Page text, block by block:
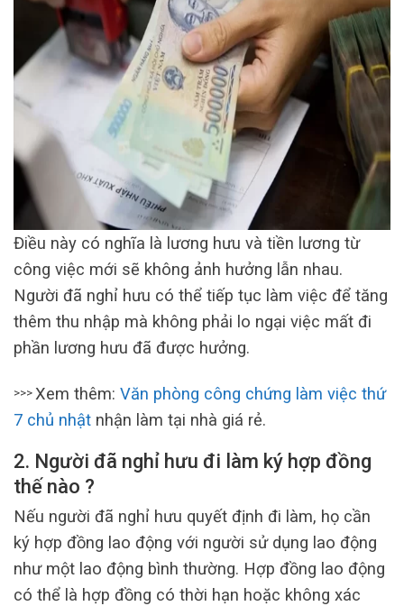
Điều này có nghĩa là lương hưu và tiền lương từ
công việc mới sẽ không ảnh hưởng lẫn nhau.
Người đã nghỉ hưu có thể tiếp tục làm việc để tăng
thêm thu nhập mà không phải lo ngại việc mất đi
phần lương hưu đã được hưởng.
>>> Xem thêm: Văn phòng công chứng làm việc thứ
7 chủ nhật nhận làm tại nhà giá rẻ.
2. Người đã nghỉ hưu đi làm ký hợp đồng
thế nào ?
Nếu người đã nghỉ hưu quyết định đi làm, họ cần
ký hợp đồng lao động với người sử dụng lao động
như một lao động bình thường. Hợp đồng lao động
có thể là hợp đồng có thời hạn hoặc không xác